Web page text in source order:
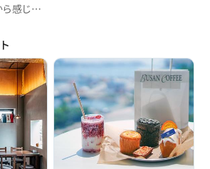
気持ち良く落ちる滝から感じられる釜山の歴史、梵魚寺龍城渓谷